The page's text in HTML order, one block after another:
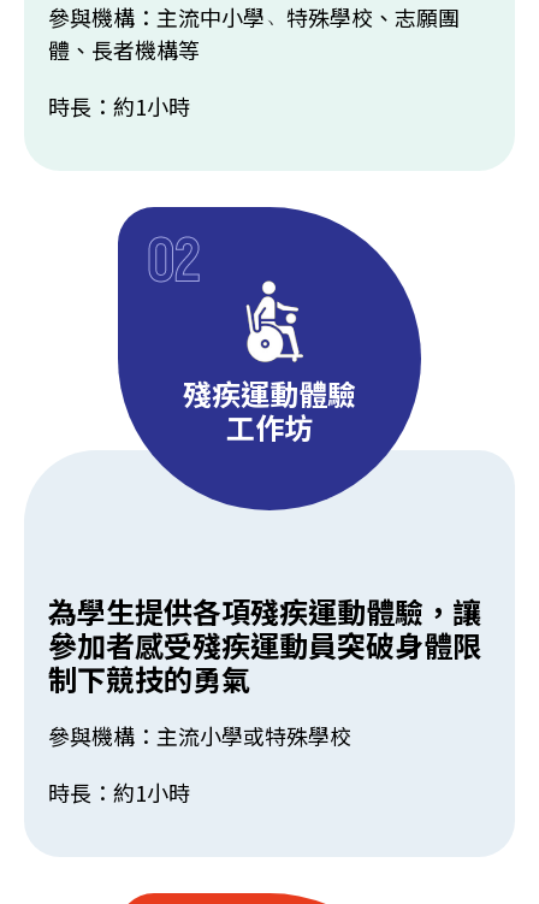
參與機構：主流中小學﹅特殊學校、志願團
體、長者機構等
時長：約1小時
殘疾運動體驗
工作坊
為學生提供各項殘疾運動體驗，讓
參加者感受殘疾運動員突破身體限
制下競技的勇氣
參與機構：主流小學或特殊學校
時長：約1小時